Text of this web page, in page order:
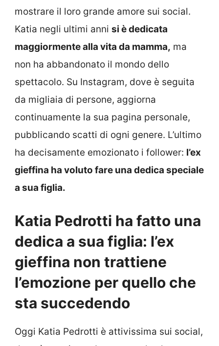
mostrare il loro grande amore sui social.
Katia negli ultimi anni si è dedicata
maggiormente alla vita da mamma, ma
non ha abbandonato il mondo dello
spettacolo. Su Instagram, dove è seguita
da migliaia di persone, aggiorna
continuamente la sua pagina personale,
pubblicando scatti di ogni genere. L’ultimo
ha decisamente emozionato i follower: l’ex
gieffina ha voluto fare una dedica speciale
a sua figlia.
Katia Pedrotti ha fatto una
dedica a sua figlia: l’ex
gieffina non trattiene
l’emozione per quello che
sta succedendo
Oggi Katia Pedrotti è attivissima sui social,